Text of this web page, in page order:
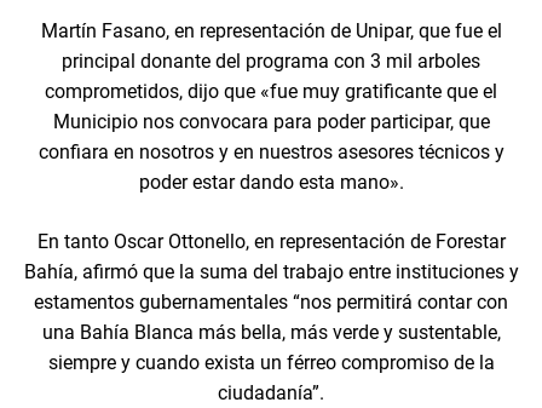
Martín Fasano, en representación de Unipar, que fue el
principal donante del programa con 3 mil arboles
comprometidos, dijo que «fue muy gratificante que el
Municipio nos convocara para poder participar, que
confiara en nosotros y en nuestros asesores técnicos y
poder estar dando esta mano».
En tanto Oscar Ottonello, en representación de Forestar
Bahía, afirmó que la suma del trabajo entre instituciones y
estamentos gubernamentales “nos permitirá contar con
una Bahía Blanca más bella, más verde y sustentable,
siempre y cuando exista un férreo compromiso de la
ciudadanía”.